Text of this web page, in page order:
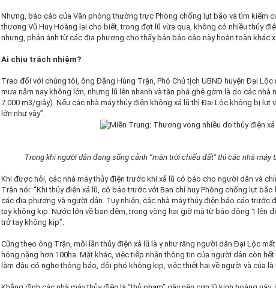
Nhưng, báo cáo của Văn phòng thường trực Phòng chống lụt bão và tìm kiếm
thương Vũ Huy Hoàng lại cho biết, trong đợt lũ vừa qua, không có nhiều thủy
nhưng, phản ánh từ các địa phương cho thấy bản báo cáo này hoàn toàn khác
Ai chịu trách nhiệm?
Trao đổi với chúng tôi, ông Đặng Hùng Trận, Phó Chủ tịch UBND huyện Đại
mưa năm nay không lớn, nhưng lũ lên nhanh và tàn phá ghê gớm là do các nhà
7.000 m3/giây). Nếu các nhà máy thủy điện không xả lũ thì Đại Lộc không bị lụt
lớn như vậy”.
Trong khi người dân đang sống cảnh “màn trời chiếu đất" thì các nhà máy
Khi được hỏi, các nhà máy thủy điện trước khi xả lũ có báo cho người dân và
Trận nói: “Khi thủy điện xả lũ, có báo trước với Ban chỉ huy Phòng chống lụt
các địa phương và người dân. Tuy nhiên, các nhà máy thủy điện báo cáo trước
tay không kịp. Nước lớn về ban đêm, trong vòng hai giờ mà từ báo động 1 lên
trở tay không kịp”.
Cũng theo ông Trận, mỗi lần thủy điện xả lũ là y như rằng người dân Đại Lộc
hỏng nặng hơn 100ha. Mặt khác, việc tiếp nhận thông tin của người dân còn
làm đâu có nghe thông báo, đối phó không kịp, việc thiệt hại về người và của là